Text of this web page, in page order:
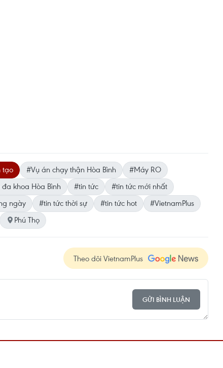
tạo #Vụ án chạy thận Hòa Bình
#Máy RO
đa khoa Hòa Bình #tin tức
#tin tức mới nhất
ngày #tin tức thời sự #tin tức hot
#VietnamPlus
Phú Thọ
Theo dõi VietnamPlus
GỬI BÌNH LUẬN